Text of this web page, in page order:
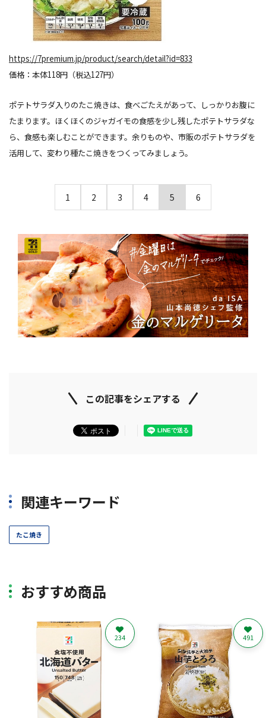
https://7premium.jp/product/search/detail?id=833
価格：本体118円（税込127円）
ポテトサラダ入りのたこ焼きは、食べごたえがあって、しっかりお腹に
たまります。ほくほくのジャガイモの食感を少し残したポテトサラダな
ら、食感も楽しむことができます。余りものや、市販のポテトサラダを
活用して、変わり種たこ焼きをつくってみましょう。
1 2 3 4 5 6
この記事をシェアする
関連キーワード
たこ焼き
おすすめ商品
234 491